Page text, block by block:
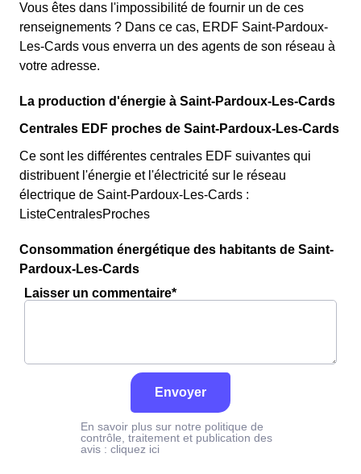
Vous êtes dans l'impossibilité de fournir un de ces
renseignements ? Dans ce cas, ERDF Saint-Pardoux-
Les-Cards vous enverra un des agents de son réseau à
votre adresse.
La production d'énergie à Saint-Pardoux-Les-Cards
Centrales EDF proches de Saint-Pardoux-Les-Cards
Ce sont les différentes centrales EDF suivantes qui
distribuent l'énergie et l'électricité sur le réseau
électrique de Saint-Pardoux-Les-Cards :
ListeCentralesProches
Consommation énergétique des habitants de Saint-
Pardoux-Les-Cards
Laisser un commentaire*
Envoyer
En savoir plus sur notre politique de
contrôle, traitement et publication des
avis : cliquez ici